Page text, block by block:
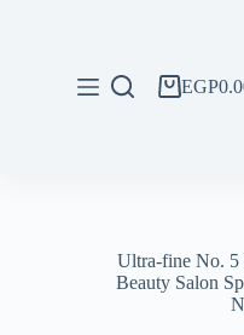
EGP
Ultra-fine No. 5
Beauty Salon